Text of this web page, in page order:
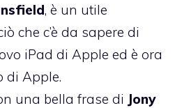
, è un utile
che c’è da sapere di
iPad di Apple ed è ora
di Apple.
una bella frase di Jony